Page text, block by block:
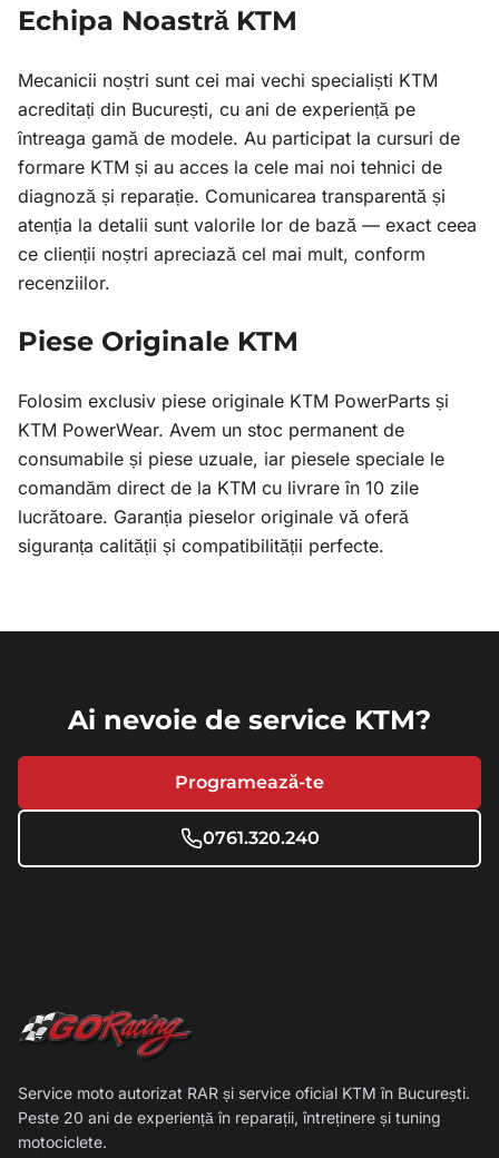
Echipa Noastră KTM
Mecanicii noștri sunt cei mai vechi specialiști KTM
acreditați din București, cu ani de experiență pe
întreaga gamă de modele. Au participat la cursuri de
formare KTM și au acces la cele mai noi tehnici de
diagnoză și reparație. Comunicarea transparentă și
atenția la detalii sunt valorile lor de bază — exact ceea
ce clienții noștri apreciază cel mai mult, conform
recenziilor.
Piese Originale KTM
Folosim exclusiv piese originale KTM PowerParts și
KTM PowerWear. Avem un stoc permanent de
consumabile și piese uzuale, iar piesele speciale le
comandăm direct de la KTM cu livrare în 10 zile
lucrătoare. Garanția pieselor originale vă oferă
siguranța calității și compatibilității perfecte.
Ai nevoie de service KTM?
Programează-te
0761.320.240
Service moto autorizat RAR și service oficial KTM în București.
Peste 20 ani de experiență în reparații, întreținere și tuning
motociclete.